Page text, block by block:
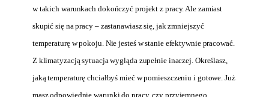
w takich warunkach dokończyć projekt z pracy. Ale zamiast
skupić się na pracy – zastanawiasz się, jak zmniejszyć
temperaturę w pokoju. Nie jesteś w stanie efektywnie pracować.
Z klimatyzacją sytuacja wygląda zupełnie inaczej. Określasz,
jaką temperaturę chciałbyś mieć w pomieszczeniu i gotowe. Już
masz odpowiednie warunki do pracy, czy przyjemnego